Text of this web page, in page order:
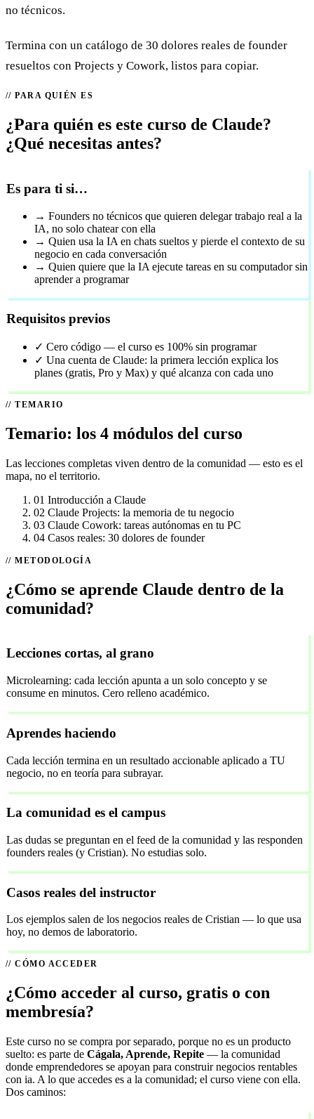
no técnicos.
Termina con un catálogo de 30 dolores reales de founder
resueltos con Projects y Cowork, listos para copiar.
PARA QUIÉN ES
¿Para quién es este curso de Claude?
¿Qué necesitas antes?
Es para ti si…
→ Founders no técnicos que quieren delegar trabajo real a la
IA, no solo chatear con ella
→ Quien usa la IA en chats sueltos y pierde el contexto de su
negocio en cada conversación
→ Quien quiere que la IA ejecute tareas en su computador sin
aprender a programar
Requisitos previos
✓ Cero código — el curso es 100% sin programar
✓ Una cuenta de Claude: la primera lección explica los
planes (gratis, Pro y Max) y qué alcanza con cada uno
TEMARIO
Temario: los 4 módulos del curso
Las lecciones completas viven dentro de la comunidad — esto es el
mapa, no el territorio.
01 Introducción a Claude
02 Claude Projects: la memoria de tu negocio
03 Claude Cowork: tareas autónomas en tu PC
04 Casos reales: 30 dolores de founder
METODOLOGÍA
¿Cómo se aprende Claude dentro de la
comunidad?
Lecciones cortas, al grano
Microlearning: cada lección apunta a un solo concepto y se
consume en minutos. Cero relleno académico.
Aprendes haciendo
Cada lección termina en un resultado accionable aplicado a TU
negocio, no en teoría para subrayar.
La comunidad es el campus
Las dudas se preguntan en el feed de la comunidad y las responden
founders reales (y Cristian). No estudias solo.
Casos reales del instructor
Los ejemplos salen de los negocios reales de Cristian — lo que usa
hoy, no demos de laboratorio.
CÓMO ACCEDER
¿Cómo acceder al curso, gratis o con
membresía?
Este curso no se compra por separado, porque no es un producto
suelto: es parte de Cágala, Aprende, Repite — la comunidad
donde emprendedores se apoyan para construir negocios rentables
con ia. A lo que accedes es a la comunidad; el curso viene con ella.
Dos caminos: